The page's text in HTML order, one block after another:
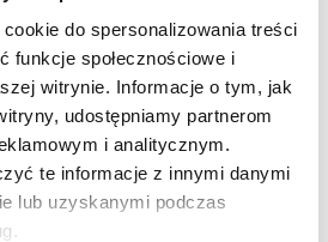
do spersonalizowania treści
funkcje społecznościowe i
witrynie. Informacje o tym, jak
udostępniamy partnerom
i analitycznym.
te informacje z innymi danymi
lub uzyskanymi podczas
w Polsce należą
w Łodzi. APSYS Polska
000 mkw. GLA w 15 obiektach
w 12 największych miastach.
mieszkaniowe – Solea
na warszawskim Mokotowie
Lofty w centrum